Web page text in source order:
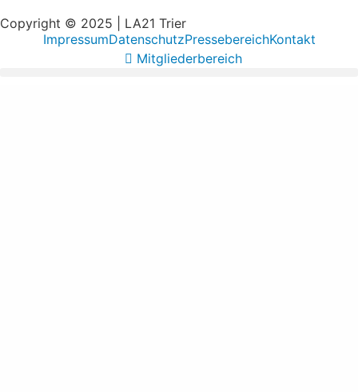
Copyright © 2025 | LA21 Trier
ImpressumDatenschutzPressebereichKontakt
Mitgliederbereich